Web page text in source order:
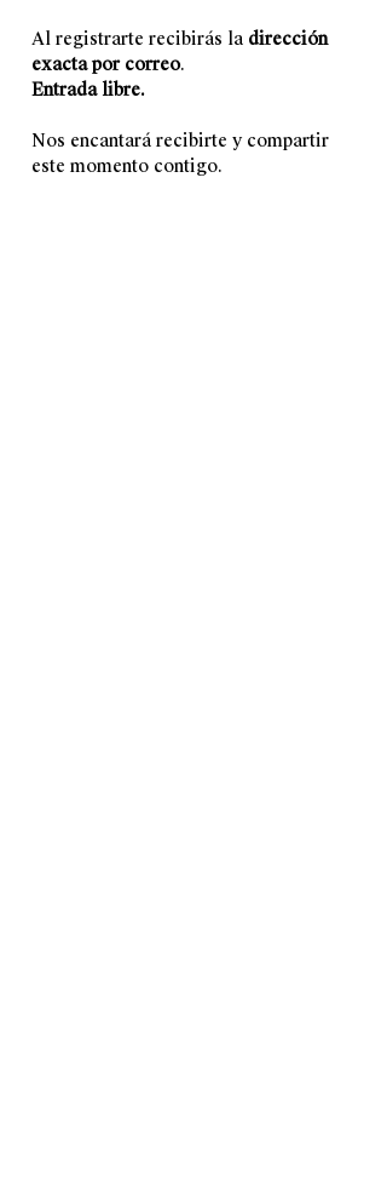
Al registrarte recibirás la dirección
exacta por correo.
Entrada libre.
Nos encantará recibirte y compartir
este momento contigo.